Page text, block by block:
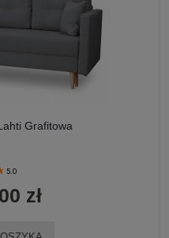
Grafitowa
5.0
zł